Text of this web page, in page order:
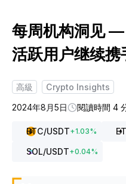
每周机构洞见
活跃用户继续携
高級
Crypto Insights
2024年8月5日
閱讀時間 4
BTC/USDT+1.03%
SOL/USDT+0.04%